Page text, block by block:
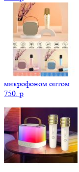
микрофоном оптом
750. p